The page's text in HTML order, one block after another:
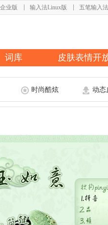
业版 输入法Linux版 五笔输入法
词库 皮肤表情开
时尚酷炫 动态